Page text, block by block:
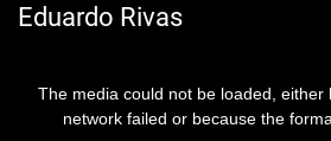
Eduardo Rivas
The media could not be loaded, either
network failed or because the